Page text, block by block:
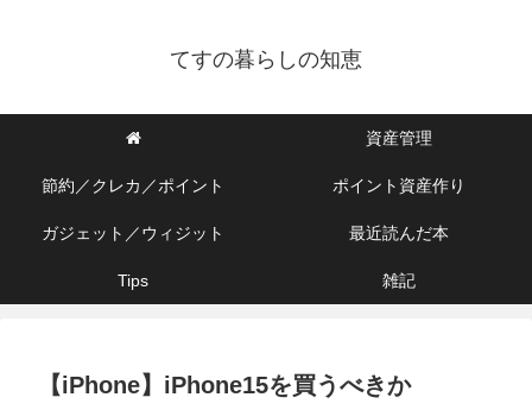
てすの暮らしの知恵
資産管理
節約／クレカ／ポイント ポイント資産作り
ガジェット／ウィジット 最近読んだ本
Tips 雑記
【iPhone】iPhone15を買うべきか